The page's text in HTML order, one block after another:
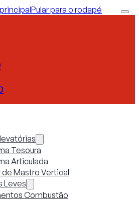
Pular para o rodapé
Tesoura
Articulada
de Mastro Vertical
Leves
Combustão